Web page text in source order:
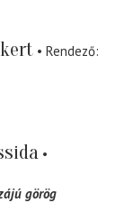
Rendező
görög